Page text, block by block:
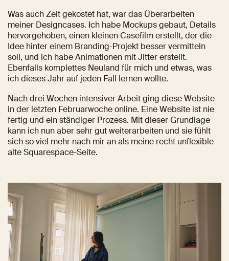
Was auch Zeit gekostet hat, war das Überarbeiten
meiner Designcases. Ich habe Mockups gebaut, Details
hervorgehoben, einen kleinen Casefilm erstellt, der die
Idee hinter einem Branding-Projekt besser vermitteln
soll, und ich habe Animationen mit Jitter erstellt.
Ebenfalls komplettes Neuland für mich und etwas, was
ich dieses Jahr auf jeden Fall lernen wollte.
Nach drei Wochen intensiver Arbeit ging diese Website
in der letzten Februarwoche online. Eine Website ist nie
fertig und ein ständiger Prozess. Mit dieser Grundlage
kann ich nun aber sehr gut weiterarbeiten und sie fühlt
sich so viel mehr nach mir an als meine recht unflexible
alte Squarespace-Seite.